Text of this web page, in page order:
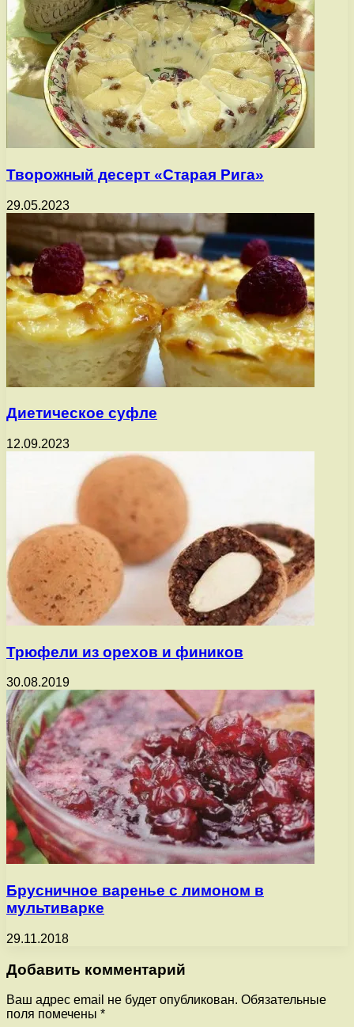
Творожный десерт «Старая Рига»
29.05.2023
Диетическое суфле
12.09.2023
Трюфели из орехов и фиников
30.08.2019
Брусничное варенье с лимоном в
мультиварке
29.11.2018
Добавить комментарий
Ваш адрес email не будет опубликован. Обязательные
поля помечены *